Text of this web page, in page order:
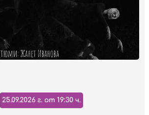
25.09.2026 г. от 19:30 ч.